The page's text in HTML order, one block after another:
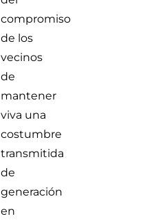
compromiso
de los
vecinos
de
mantener
viva una
costumbre
transmitida
de
generación
en